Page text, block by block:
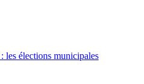
les élections municipales